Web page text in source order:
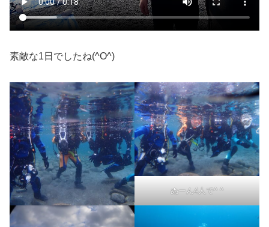
素敵な1日でしたね(^O^)
ぬーん4人で^ ^